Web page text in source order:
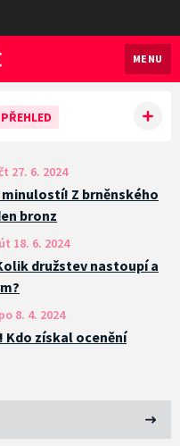
MENU
PŘEHLED
27. 6. 2024
minulostí! Z brněnského
bronz
út 18. 6. 2024
Kolik družstev nastoupí a
po 8. 4. 2024
Kdo získal ocenění